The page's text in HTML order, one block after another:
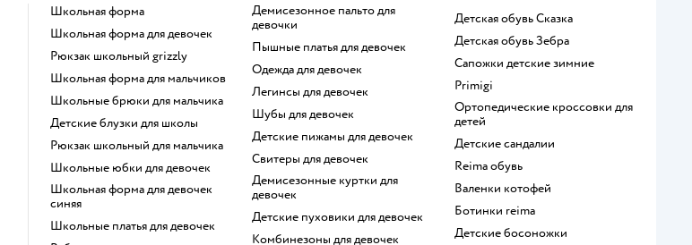
Школьная форма
Школьная форма для девочек
Рюкзак школьный grizzly
Школьная форма для мальчиков
Школьные брюки для мальчика
Детские блузки для школы
Рюкзак школьный для мальчика
Школьные юбки для девочек
Школьная форма для девочек
синяя
Школьные платья для девочек
Демисезонное пальто для
девочки
Пышные платья для девочек
Одежда для девочек
Легинсы для девочек
Шубы для девочек
Детские пижамы для девочек
Свитеры для девочек
Демисезонные куртки для
девочек
Детские пуховики для девочек
Комбинезоны для девочек
Детская обувь Сказка
Детская обувь Зебра
Сапожки детские зимние
Primigi
Ортопедические кроссовки для
детей
Детские сандалии
Reima обувь
Валенки котофей
Ботинки reima
Детские босоножки